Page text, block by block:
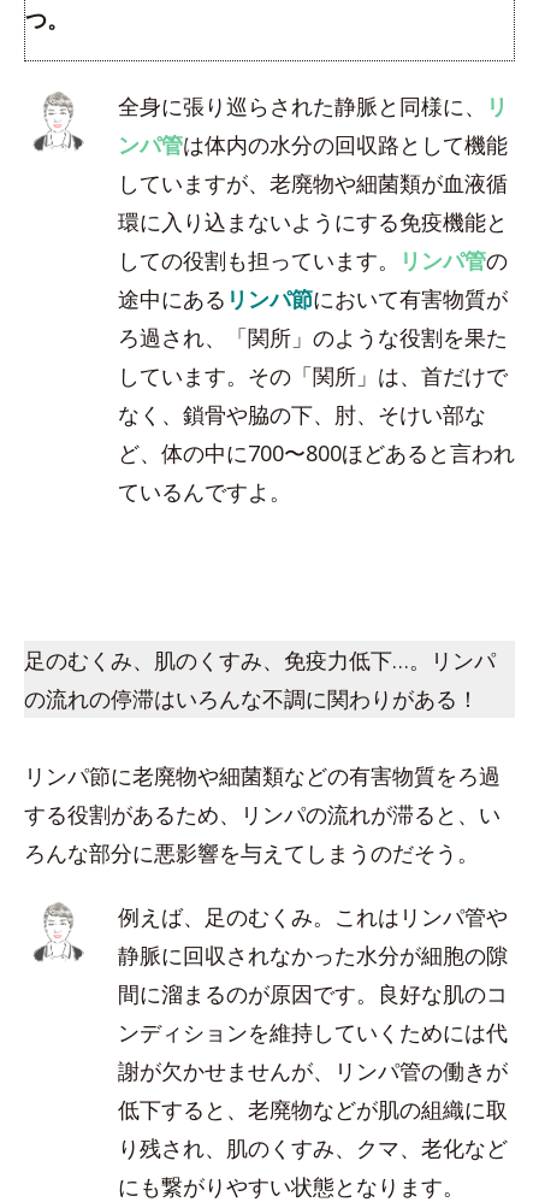
つ。
全身に張り巡らされた静脈と同様に、
リ
ンパ管は体内の水分の回収路として機能
していますが、老廃物や細菌類が血液循
環に入り込まないようにする免疫機能と
しての役割も担っています。
リンパ管の
途中にある リンパ節において有害物質が
ろ過され、「関所」のような役割を果た
しています。その「関所」は、首だけで
なく、鎖骨や脇の下、肘、そけい部な
ど、体の中に700〜800ほどあると言われ
ているんですよ。
足のむくみ、肌のくすみ、免疫力低下…。リンパ
の流れの停滞はいろんな不調に関わりがある！
リンパ節に老廃物や細菌類などの有害物質をろ過
する役割があるため、リンパの流れが滞ると、い
ろんな部分に悪影響を与えてしまうのだそう。
例えば、足のむくみ。これはリンパ管や
静脈に回収されなかった水分が細胞の隙
間に溜まるのが原因です。良好な肌のコ
ンディションを維持していくためには代
謝が欠かせませんが、リンパ管の働きが
低下すると、老廃物などが肌の組織に取
り残され、肌のくすみ、クマ、老化など
にも繋がりやすい状態となります。